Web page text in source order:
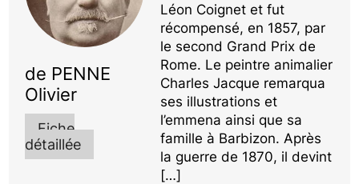
de PENNE
Olivier
Fiche
détaillée
Léon Coignet et fut
récompensé, en 1857, par
le second Grand Prix de
Rome. Le peintre animalier
Charles Jacque remarqua
ses illustrations et
l’emmena ainsi que sa
famille à Barbizon. Après
la guerre de 1870, il devint
[…]